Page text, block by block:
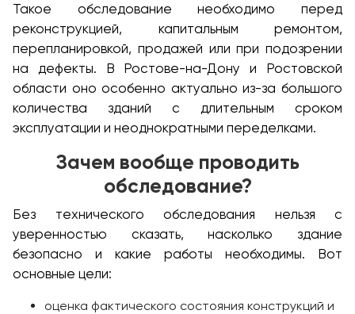
Такое обследование необходимо перед
реконструкцией, капитальным ремонтом,
перепланировкой, продажей или при подозрении
на дефекты. В Ростове-на-Дону и Ростовской
области оно особенно актуально из-за большого
количества зданий с длительным сроком
эксплуатации и неоднократными переделками.
Зачем вообще проводить
обследование?
Без технического обследования нельзя с
уверенностью сказать, насколько здание
безопасно и какие работы необходимы. Вот
основные цели:
оценка фактического состояния конструкций и